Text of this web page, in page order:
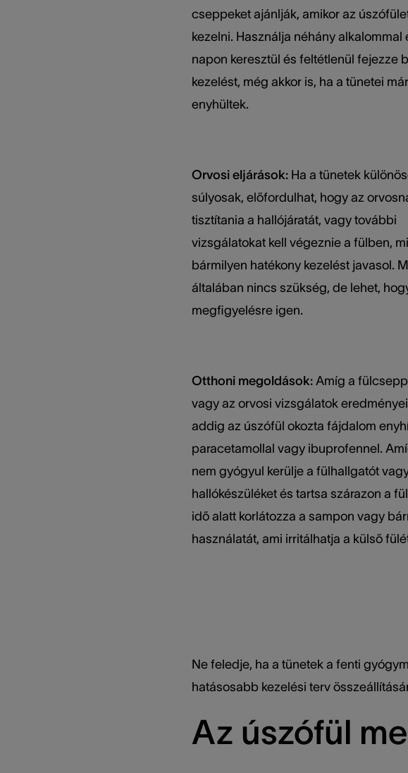
cseppeket ajánlják, amikor az
kezelni. Használja néhány alkalommal
napon keresztül és feltétlenül fejezze
kezelést, még akkor is, ha a tünetei már
enyhültek.
Orvosi eljárások:Ha a tünetek
súlyosak, előfordulhat, hogy az
tisztítania a hallójáratát, vagy további
vizsgálatokat kell végeznie a fülben,
bármilyen hatékony kezelést javasol.
általában nincs szükség, de lehet,
megfigyelésre igen.
Otthoni megoldások: Amíg a
vagy az orvosi vizsgálatok
addig az úszófül okozta fájdalom
paracetamollal vagy ibuprofennel.
nem gyógyul kerülje a fülhallgatót
hallókészüléket és tartsa szárazon a
idő alatt korlátozza a sampon vagy
használatát, ami irritálhatja a külső
Ne feledje, ha a tünetek a fenti
hatásosabb kezelési terv
Az úszófül